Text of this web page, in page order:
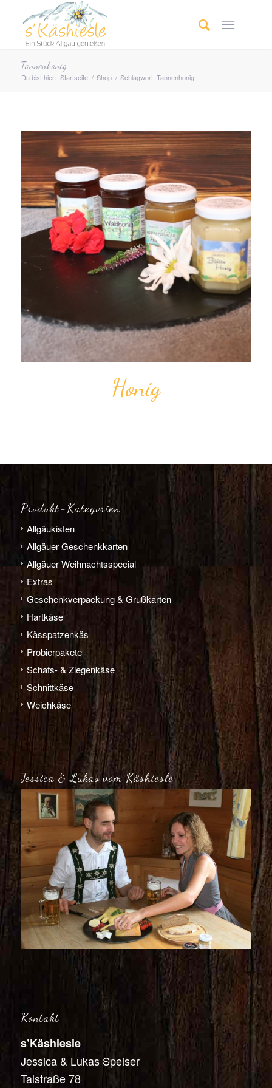
Tannenhonig
Du bist hier: Startseite / Shop / Schlagwort: Tannenhonig
Honig
Produkt-Kategorien
Allgäu­­kisten
Allgäuer Geschenkkarten
Allgäuer Weihnachts­­special
Extras
Geschenk­verpackung & Grußkarten
Hart­­käse
Käs­­spatzen­käs
Probier­pakete
Schafs- & Ziegen­­käse
Schnitt­­käse
Weich­­käse
Jessica & Lukas vom Käshiesle
Kontakt
s’Käshiesle
Jessica & Lukas Speiser
Talstraße 78